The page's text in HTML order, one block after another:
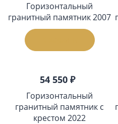
Горизонтальный
гранитный памятник 2007
54 550 ₽
Горизонтальный
гранитный памятник с
крестом 2022